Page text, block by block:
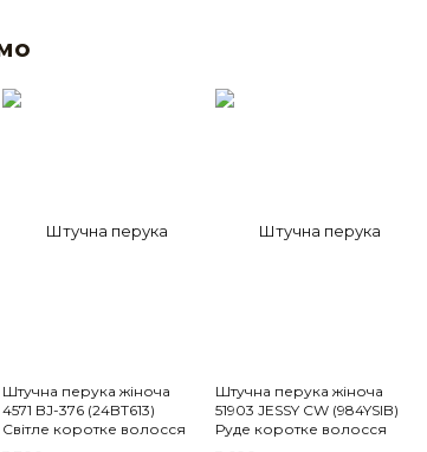
Штучна перука жіноча
4571 BJ-376 (24BT613)
Світле коротке волосся
Штучна перука жіноча
51903 JESSY CW (984YSIB)
Руде коротке волосся